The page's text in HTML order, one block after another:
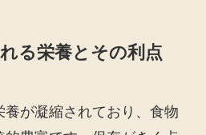
る栄養とその利点
が凝縮されており、食物